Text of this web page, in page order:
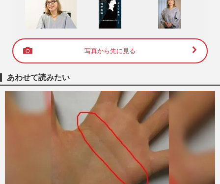
写真から先に見る
あわせて読みたい